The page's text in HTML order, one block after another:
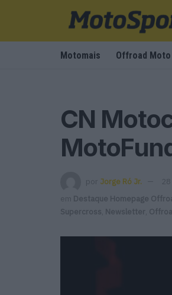
Motomais Offroad Moto
CN
por Jorge Ró Jr.
em
Destaque Homepage
Supercross Newsletter